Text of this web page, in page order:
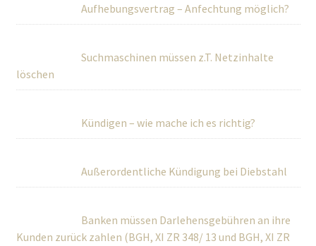
Aufhebungsvertrag – Anfechtung möglich?
Suchmaschinen müssen z.T. Netzinhalte
löschen
Kündigen – wie mache ich es richtig?
Außerordentliche Kündigung bei Diebstahl
Banken müssen Darlehensgebühren an ihre
Kunden zurück zahlen (BGH, XI ZR 348/ 13 und BGH, XI ZR